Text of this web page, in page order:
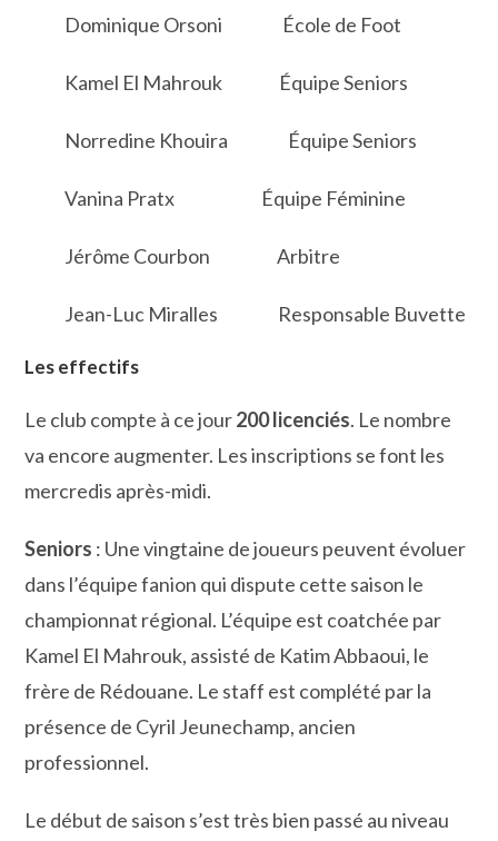
Dominique Orsoni École de Foot
Kamel El Mahrouk Équipe Seniors
Norredine Khouira Équipe Seniors
Vanina Pratx Équipe Féminine
Jérôme Courbon Arbitre
Jean-Luc Miralles Responsable Buvette
Les effectifs
Le club compte à ce jour200 licenciés. Le nombre
va encore augmenter. Les inscriptions se font les
mercredis après-midi.
Seniors : Une vingtaine de joueurs peuvent évoluer
dans l’équipe fanion qui dispute cette saison le
championnat régional. L’équipe est coatchée par
Kamel El Mahrouk, assisté de Katim Abbaoui, le
frère de Rédouane. Le staff est complété par la
présence de Cyril Jeunechamp, ancien
professionnel.
Le début de saison s’est très bien passé au niveau